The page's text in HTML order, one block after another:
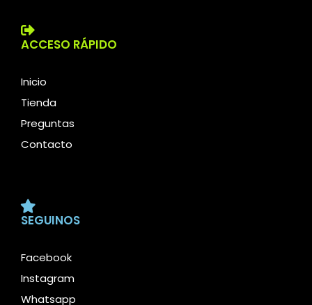
ACCESO RÁPIDO
Inicio
Tienda
Preguntas
Contacto
SEGUINOS
Facebook
Instagram
Whatsapp